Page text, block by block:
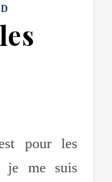
je me suis